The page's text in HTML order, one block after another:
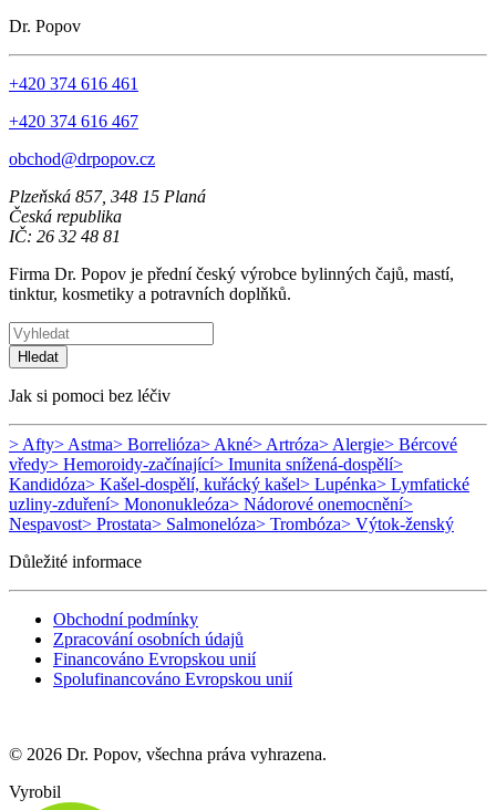
Dr. Popov
+420 374 616 461
+420 374 616 467
obchod@drpopov.cz
Plzeňská 857, 348 15 Planá
Česká republika
IČ: 26 32 48 81
Firma Dr. Popov je přední český výrobce bylinných čajů, mastí,
tinktur, kosmetiky a potravních doplňků.
Hledat
Jak si pomoci bez léčiv
> Afty> Astma> Borrelióza> Akné> Artróza> Alergie> Bércové
vředy> Hemoroidy-začínající> Imunita snížená-dospělí>
Kandidóza> Kašel-dospělí, kuřácký kašel> Lupénka> Lymfatické
uzliny-zduření> Mononukleóza> Nádorové onemocnění>
Nespavost> Prostata> Salmonelóza> Trombóza> Výtok-ženský
Důležité informace
Obchodní podmínky
Zpracování osobních údajů
Financováno Evropskou unií
Spolufinancováno Evropskou unií
© 2026 Dr. Popov, všechna práva vyhrazena.
Vyrobil